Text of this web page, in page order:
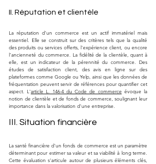
II. Réputation et clientèle
La réputation d'un commerce est un actif immatériel mais
essentiel. Elle se construit sur des critères tels que la qualité
des produits ou services offerts, l'expérience client, ou encore
l'ancienneté du commerce. La fidélité de la clientèle, quant à
elle, est un indicateur de la pérennité du commerce. Des
études de satisfaction client, des avis en ligne sur des
plateformes comme Google ou Yelp, ainsi que les données de
fréquentation peuvent servir de références pour quantifier cet
aspect. L'article L. 146-4 du Code de commerce évoque la
notion de clientèle et de fonds de commerce, soulignant leur
importance dans la valorisation d'une entreprise.
III. Situation financière
La santé financière d'un fonds de commerce est un paramètre
déterminant pour estimer sa valeur et sa viabilité à long terme.
Cette évaluation s'articule autour de plusieurs éléments clés,